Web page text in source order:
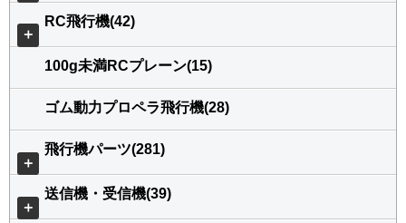
＋
RC飛行機(42)
100g未満RCプレーン(15)
ゴム動力プロペラ飛行機(28)
＋
飛行機パーツ(281)
＋
送信機・受信機(39)